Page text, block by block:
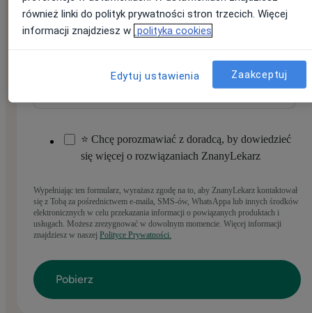
⭐ Chcę porozmawiać z doradcą, by dowiedzieć
się więcej o rozwiązaniach ZnanyLekarz
Wypełniając ten formularz, wyrażasz zgodę na to, aby ZnanyLekarz kontaktował
się z Tobą za pośrednictwem e-maila, SMS-ów, WhatsAppa lub innych środków
elektronicznych w celu przekazania informacji o powiązanych produktach i
usługach. Możesz zrezygnować w dowolnym momencie. Więcej informacji
znajdziesz w naszej Polityce Prywatności.
również linki do polityk prywatności stron trzecich. Więcej
informacji znajdziesz w polityka cookies
Edytuj ustawienia Zaakceptuj